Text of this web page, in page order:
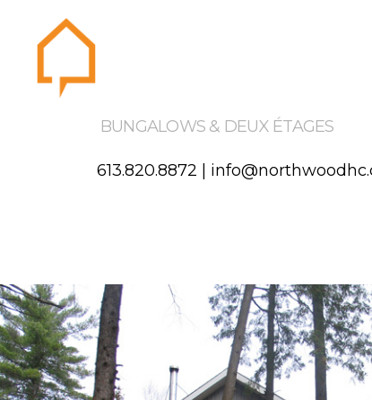
BUNGALOWS & DEUX ÉTAGES
613.820.8872
Accueil
À